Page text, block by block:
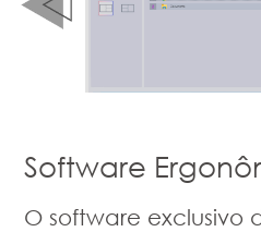
Software
O software exclusivo